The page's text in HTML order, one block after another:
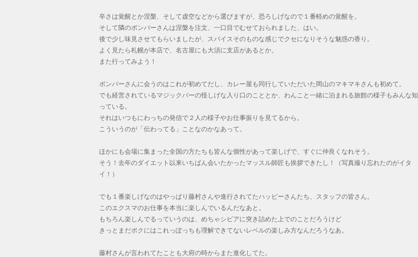
辛さは覚醒とか涅槃、そして虚空などから選びますが、恐ろしげなので１番軽めの覚醒を。
そして隣のボンバーさんは涅槃を注文、一口目でむせておられました、はい。
後で少し味見させてもらいましたが、スパイスそのものな感じでクセになりそうな魅惑の香り。
よく見たら札幌が本店で、名古屋にも大須に支店があるとか。
また行ってみよう！
ボンバーさんに会うのはこれが初めてだし、カレー屋も同行していただいた岡山のマキマキさんも初めて。
でも経営されているマジックバーの怪しげな入り口のこととか、わんこと一緒に泊まれる旅館の様子もみんな知
っている。
それはいつもにわっちの発信で２人の様子やお仕事振りを見てるから。
こういうのが「伝わってる」ことなのかなあって。
ほかにも会場に集まった全国の方たちも皆んな個性があって楽しげで、すぐに仲良くなれそう。
そう！去年のダイエット以来いちばん会いたかったマッスル師匠も挨拶できたし！（写真撮り忘れたのがイタ
イ！）
でも１番楽しげなのはやっぱり藤村さんや進行されてたハッピーさんたち、スタッフの皆さん。
このエクスマのお仕事を本当に楽しんでいるんだなあと。
もちろん楽しんでるっていうのは、めちゃシビアに突き詰めた上でのことだろうけど
きっとまだボクにはこれっぽっちも理解できてないレベルの楽しみ方なんだろうなあ。
藤村さんが言われてたことも大府の時からまた進化してた。